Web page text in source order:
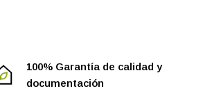
100% Garantía de calidad y
documentación